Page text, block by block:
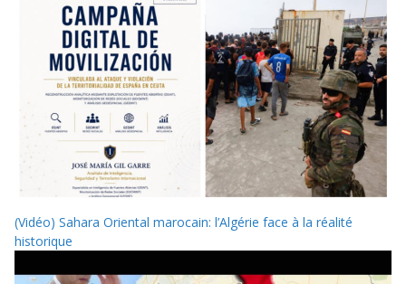
(Vidéo) Sahara Oriental marocain: l’Algérie face à la réalité
historique